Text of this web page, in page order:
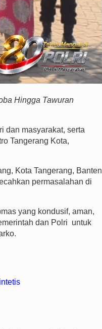
Hingga Tawuran
dan masyarakat, serta
Tangerang Kota,
Kota Tangerang, Banten
permasalahan di
yang kondusif, aman,
dan Polri untuk